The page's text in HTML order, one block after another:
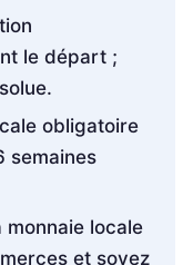
le départ ;
obligatoire
semaines
monnaie locale
et soyez